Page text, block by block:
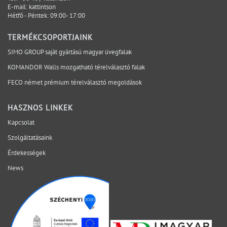
kritikus kérdések időben láthatóvá válnak, a
felelősségi pontok egyértelműek, és a döntések a
megfelelő projektfázisban születnek meg. A SIMO a
rendszerben vizsgálja, hogy a bizonytalanság ne a
helyszínen váljon láthatóvá. Mely kérdéseket érdemes
lezárni még az ajánlatkérés előtt? Egyeztessen műszaki
E-mail: kattintson
Hétfő - Péntek: 09:00- 17:00
TERMÉKCSOPORTJAINK
SIMO GROUP saját gyártású magyar üvegfalak
KOMANDOR Walls mozgatható térelválasztó falak
FECO német prémium térelválasztó megoldások
HASZNOS LINKEK
Kapcsolat
Szolgáltatásaink
Érdekességek
News